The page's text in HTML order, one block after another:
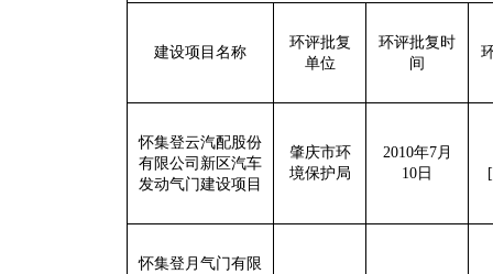
建设项目名称
环评批复
单位
环评批复时
间
怀集登云汽配股份
有限公司 新区汽车
发动气门建设项目
肇庆市环
境保护局
2010年7月
10 日
怀集登月气门有限